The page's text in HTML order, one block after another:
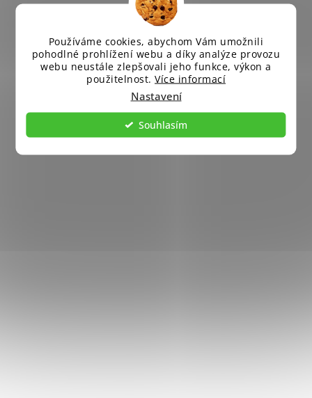
Používáme cookies, abychom Vám umožnili
pohodlné prohlížení webu a díky analýze provozu
webu neustále zlepšovali jeho funkce, výkon a
použitelnost. Více informací
Nastavení
Souhlasím